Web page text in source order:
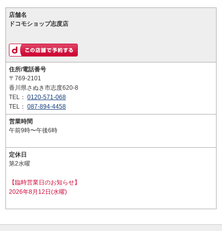
店舗名
ドコモショップ志度店
住所/電話番号
〒769-2101
香川県さぬき市志度620-8
TEL： 0120-571-068
TEL： 087-894-4458
営業時間
午前9時〜午後6時
定休日
第2水曜
【臨時営業日のお知らせ】
2026年8月12日(水曜)